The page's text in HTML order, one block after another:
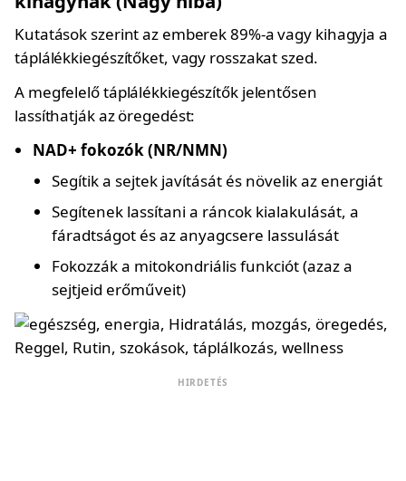
Kutatások szerint az emberek 89%-a vagy kihagyja a
táplálékkiegészítőket, vagy rosszakat szed.
A megfelelő táplálékkiegészítők jelentősen
lassíthatják az öregedést:
NAD+ fokozók (NR/NMN)
Segítik a sejtek javítását és növelik az energiát
Segítenek lassítani a ráncok kialakulását, a
fáradtságot és az anyagcsere lassulását
Fokozzák a mitokondriális funkciót (azaz a
sejtjeid erőműveit)
HIRDETÉS